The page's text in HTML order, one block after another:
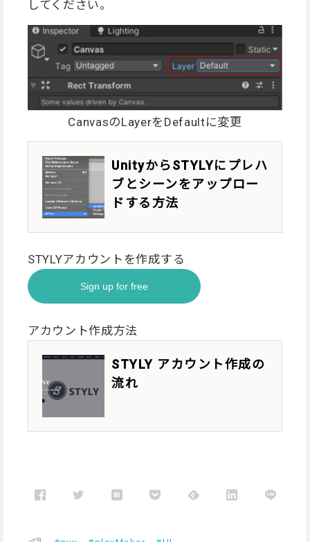
してください。
CanvasのLayerをDefaultに変更
UnityからSTYLYにプレハ
ブとシーンをアップロー
ドする方法
STYLYアカウントを作成する
Sign up for free
アカウント作成方法
STYLY アカウント作成の
流れ